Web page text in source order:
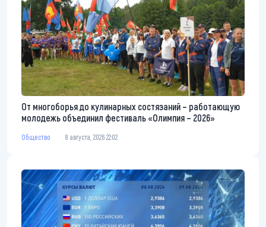
От многоборья до кулинарных состязаний – работающую
молодежь объединил фестиваль «Олимпия – 2026»
Общество 8 августа, 2026 22:02